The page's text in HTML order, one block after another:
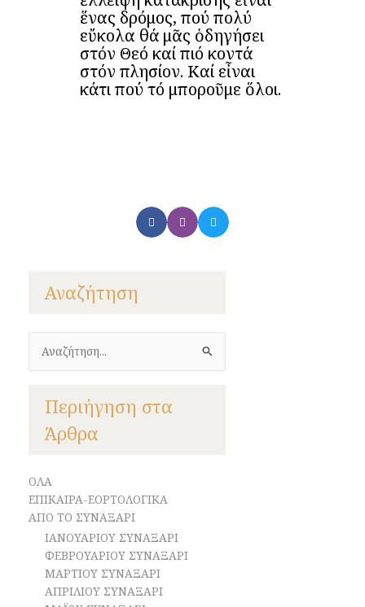
ἕνας δρόμος, πού πολύ
εὔκολα θά μᾶς ὁδηγήσει
στόν Θεό καί πιό κοντά
στόν πλησίον. Καί εἶναι
κάτι πού τό μποροῦμε ὅλοι.
Αναζήτηση
Αναζήτηση
για:
Περιήγηση στα
Άρθρα
ΟΛΑ
ΕΠΙΚΑΙΡΑ-ΕΟΡΤΟΛΟΓΙΚΑ
ΑΠΟ ΤΟ ΣΥΝΑΞΑΡΙ
ΙΑΝΟΥΑΡΙΟΥ ΣΥΝΑΞΑΡΙ
ΦΕΒΡΟΥΑΡΙΟΥ ΣΥΝΑΞΑΡΙ
ΜΑΡΤΙΟΥ ΣΥΝΑΞΑΡΙ
ΑΠΡΙΛΙΟΥ ΣΥΝΑΞΑΡΙ